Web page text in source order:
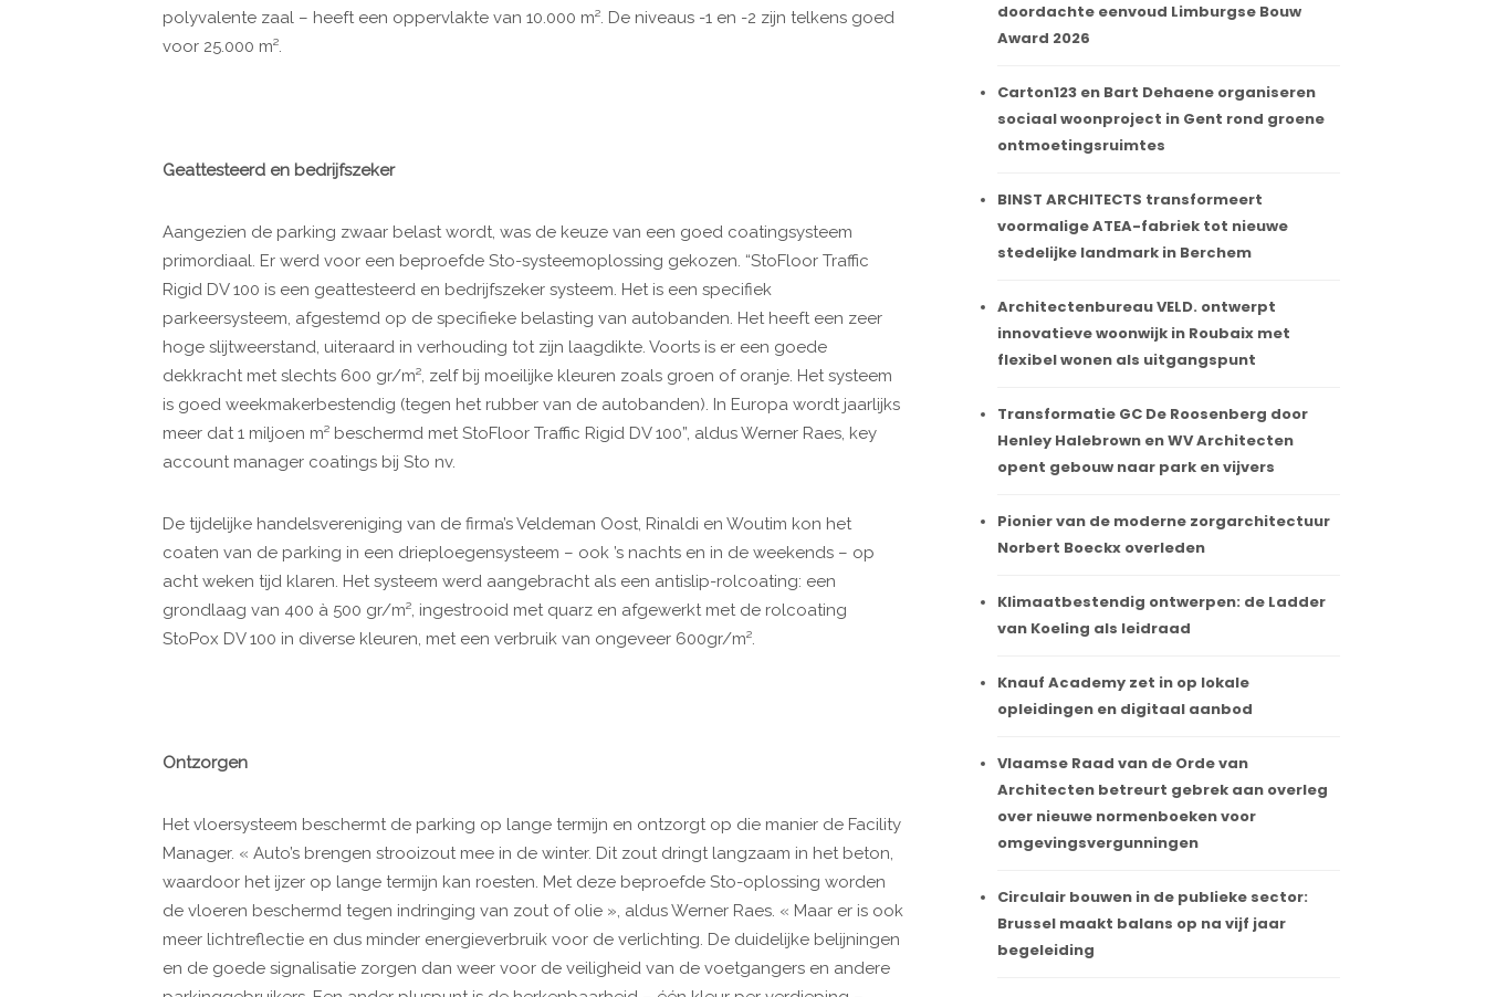
polyvalente zaal – heeft een oppervlakte van 10.000 m². De niveaus -1 en -2 zijn telkens goed
voor 25.000 m².
Geattesteerd en bedrijfszeker
Aangezien de parking zwaar belast wordt, was de keuze van een goed coatingsysteem
primordiaal. Er werd voor een beproefde Sto-systeemoplossing gekozen. “StoFloor Traffic
Rigid DV 100 is een geattesteerd en bedrijfszeker systeem. Het is een specifiek
parkeersysteem, afgestemd op de specifieke belasting van autobanden. Het heeft een zeer
hoge slijtweerstand, uiteraard in verhouding tot zijn laagdikte. Voorts is er een goede
dekkracht met slechts 600 gr/m², zelf bij moeilijke kleuren zoals groen of oranje. Het systeem
is goed weekmakerbestendig (tegen het rubber van de autobanden). In Europa wordt jaarlijks
meer dat 1 miljoen m² beschermd met StoFloor Traffic Rigid DV 100”, aldus Werner Raes, key
account manager coatings bij Sto nv.
De tijdelijke handelsvereniging van de firma’s Veldeman Oost, Rinaldi en Woutim kon het
coaten van de parking in een drieploegensysteem – ook ’s nachts en in de weekends – op
acht weken tijd klaren. Het systeem werd aangebracht als een antislip-rolcoating: een
grondlaag van 400 à 500 gr/m², ingestrooid met quarz en afgewerkt met de rolcoating
StoPox DV 100 in diverse kleuren, met een verbruik van ongeveer 600gr/m².
Ontzorgen
Het vloersysteem beschermt de parking op lange termijn en ontzorgt op die manier de Facility
Manager. « Auto’s brengen strooizout mee in de winter. Dit zout dringt langzaam in het beton,
waardoor het ijzer op lange termijn kan roesten. Met deze beproefde Sto-oplossing worden
de vloeren beschermd tegen indringing van zout of olie », aldus Werner Raes. « Maar er is ook
meer lichtreflectie en dus minder energieverbruik voor de verlichting. De duidelijke belijningen
en de goede signalisatie zorgen dan weer voor de veiligheid van de voetgangers en andere
doordachte eenvoud Limburgse Bouw
Award 2026
Carton123 en Bart Dehaene organiseren
sociaal woonproject in Gent rond groene
ontmoetingsruimtes
BINST ARCHITECTS transformeert
voormalige ATEA-fabriek tot nieuwe
stedelijke landmark in Berchem
Architectenbureau VELD. ontwerpt
innovatieve woonwijk in Roubaix met
flexibel wonen als uitgangspunt
Transformatie GC De Roosenberg door
Henley Halebrown en WV Architecten
opent gebouw naar park en vijvers
Pionier van de moderne zorgarchitectuur
Norbert Boeckx overleden
Klimaatbestendig ontwerpen: de Ladder
van Koeling als leidraad
Knauf Academy zet in op lokale
opleidingen en digitaal aanbod
Vlaamse Raad van de Orde van
Architecten betreurt gebrek aan overleg
over nieuwe normenboeken voor
omgevingsvergunningen
Circulair bouwen in de publieke sector:
Brussel maakt balans op na vijf jaar
begeleiding